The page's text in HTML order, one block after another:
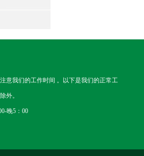
意我们的工作时间 。以下是我们的正常工
外。
晚5：00